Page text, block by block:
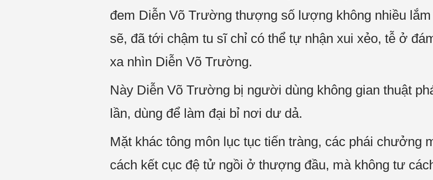
đem Diễn Võ Trường thượng số lượng không nhiều
sẽ, đã tới chậm tu sĩ chỉ có thể tự nhận xui xẻo, tễ ở
xa nhìn Diễn Võ Trường.
Này Diễn Võ Trường bị người dùng không gian thuật
lần, dùng để làm đại bỉ nơi dư dả.
Mặt khác tông môn lục tục tiến tràng, các phái chưởng
cách kết cục đệ tử ngồi ở thượng đầu, mà không tư